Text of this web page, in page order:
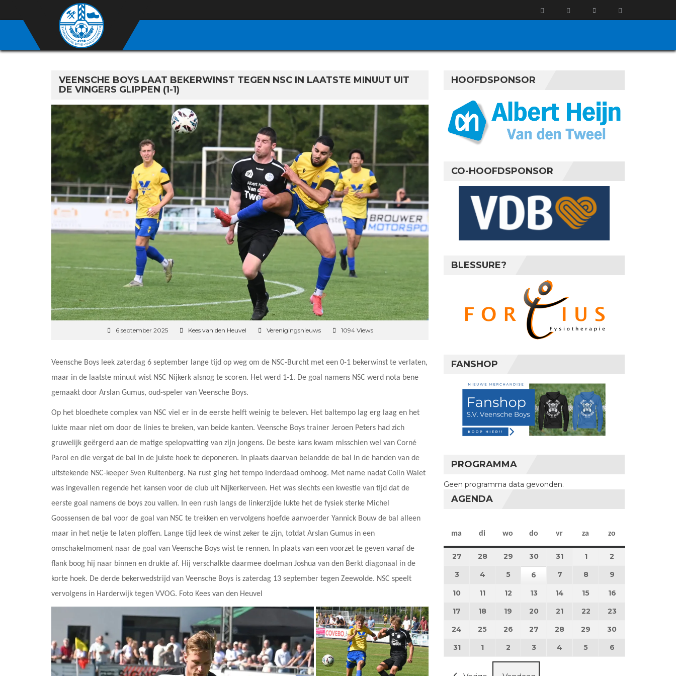
VEENSCHE BOYS LAAT BEKERWINST TEGEN NSC IN LAATSTE MINUUT UIT
DE VINGERS GLIPPEN (1-1)
6 september 2025 Kees van den Heuvel Verenigingsnieuws 1094 Views
Veensche Boys leek zaterdag 6 september lange tijd op weg om de NSC-Burcht met een 0-1 bekerwinst te verlaten,
maar in de laatste minuut wist NSC Nijkerk alsnog te scoren. Het werd 1-1. De goal namens NSC werd nota bene
gemaakt door Arslan Gumus, oud-speler van Veensche Boys.
Op het bloedhete complex van NSC viel er in de eerste helft weinig te beleven. Het baltempo lag erg laag en het
lukte maar niet om door de linies te breken, van beide kanten. Veensche Boys trainer Jeroen Peters had zich
gruwelijk geërgerd aan de matige spelopvatting van zijn jongens. De beste kans kwam misschien wel van Corné
Parol en die vergat de bal in de juiste hoek te deponeren. In plaats daarvan belandde de bal in de handen van de
uitstekende NSC-keeper Sven Ruitenberg. Na rust ging het tempo inderdaad omhoog. Met name nadat Colin Walet
was ingevallen regende het kansen voor de club uit Nijkerkerveen. Het was slechts een kwestie van tijd dat de
eerste goal namens de boys zou vallen. In een rush langs de linkerzijde lukte het de fysiek sterke Michel
Goossensen de bal voor de goal van NSC te trekken en vervolgens hoefde aanvoerder Yannick Bouw de bal alleen
maar in het netje te laten ploffen. Lange tijd leek de winst zeker te zijn, totdat Arslan Gumus in een
omschakelmoment naar de goal van Veensche Boys wist te rennen. In plaats van een voorzet te geven vanaf de
flank boog hij naar binnen en drukte af. Hij verschalkte daarmee doelman Joshua van den Berkt diagonaal in de
korte hoek. De derde bekerwedstrijd van Veensche Boys is zaterdag 13 september tegen Zeewolde. NSC speelt
vervolgens in Harderwijk tegen VVOG. Foto Kees van den Heuvel
HOOFDSPONSOR
CO-HOOFDSPONSOR
BLESSURE?
FANSHOP
PROGRAMMA
Geen programma data gevonden.
AGENDA
ma maandag
di dinsdag
wo woensdag
do donderdag
vr vrijdag
za zaterdag
zo
27 27 juli 2026
28 28 juli 2026
29 29 juli 2026
3030 juli 2026
31 31 juli 2026
11 augustus 2026
2
3 3 augustus 2026
4 4 augustus 2026
55 augustus 2026
6 6 augustus 2026
7 7 augustus 2026
8 8 augustus 2026
9
10 10 augustus 2026
11 11 augustus 2026
12 12 augustus 2026
13 13 augustus 2026
14 14 augustus 2026
15 15 augustus 2026
16
17 17 augustus 2026
18 18 augustus 2026
19 19 augustus 2026
20 20 augustus 2026
21 21 augustus 2026
22 22 augustus 2026
23
24 24 augustus 2026
25 25 augustus 2026
26 26 augustus 2026
27 27 augustus 2026
28 28 augustus 2026
29 29 augustus 2026
30
3131 augustus 2026
1 1 september 2026
2 2 september 2026
3 3 september 2026
4 4 september 2026
5 5 september 2026
6